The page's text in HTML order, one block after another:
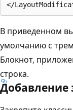
В приведенном
умолчанию с
Блокнот,
строка.
Добавление